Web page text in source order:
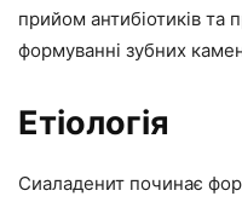
прийом антибіотиків та
формуванні зубних
Етіологія
Сиаладенит починає